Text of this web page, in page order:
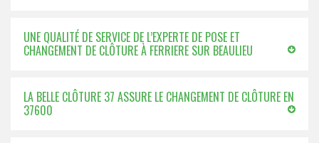
UNE QUALITÉ DE SERVICE DE L’EXPERTE DE POSE ET
CHANGEMENT DE CLÔTURE À FERRIERE SUR BEAULIEU
LA BELLE CLÔTURE 37 ASSURE LE CHANGEMENT DE CLÔTURE EN
37600